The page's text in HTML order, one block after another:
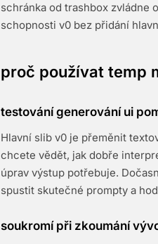
schránka od trashbox zvládne
schopnosti v0 bez přidání
proč používat temp
testování generování ui
Hlavní slib v0 je přeměnit
chcete vědět, jak dobře
úprav výstup potřebuje.
spustit skutečné prompty a
soukromí při zkoumání